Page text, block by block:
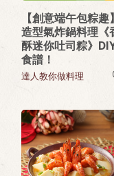
【創意端午包粽趣】
造型氣炸鍋料理《
酥迷你吐司粽》
食譜！
達人教你做料理